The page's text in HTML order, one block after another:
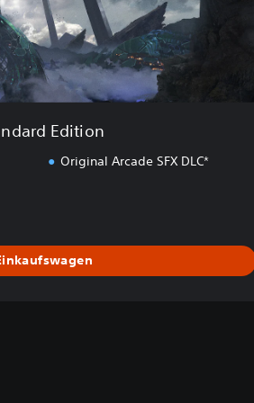
Edition
Original Arcade SFX DLC*